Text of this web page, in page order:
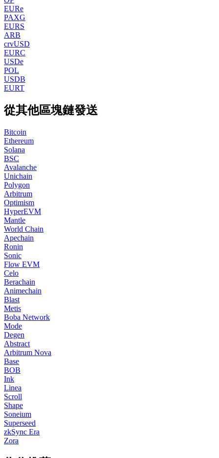
EURe
PAXG
EURS
ARB
crvUSD
EURC
USDe
POL
USDB
EURT
從其他區塊鏈發送
Bitcoin
Ethereum
Solana
BSC
Avalanche
Unichain
Polygon
Arbitrum
Optimism
HyperEVM
Mantle
World Chain
Apechain
Ronin
Sonic
Flow EVM
Celo
Berachain
Animechain
Blast
Metis
Boba Network
Mode
Degen
Abstract
Arbitrum Nova
Base
BOB
Ink
Linea
Scroll
Shape
Soneium
Superseed
zkSync Era
Zora